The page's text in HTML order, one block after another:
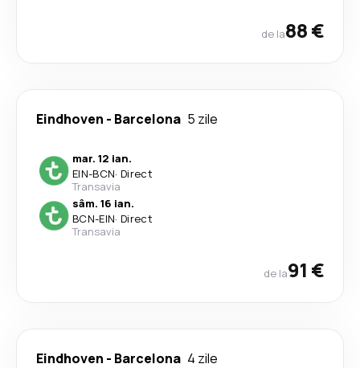
de la88 €
Eindhoven - Barcelona 5 zile
mar. 12 ian.
EIN-BCN· Direct
Transavia
sâm. 16 ian.
BCN-EIN· Direct
Transavia
de la91 €
Eindhoven - Barcelona 4 zile